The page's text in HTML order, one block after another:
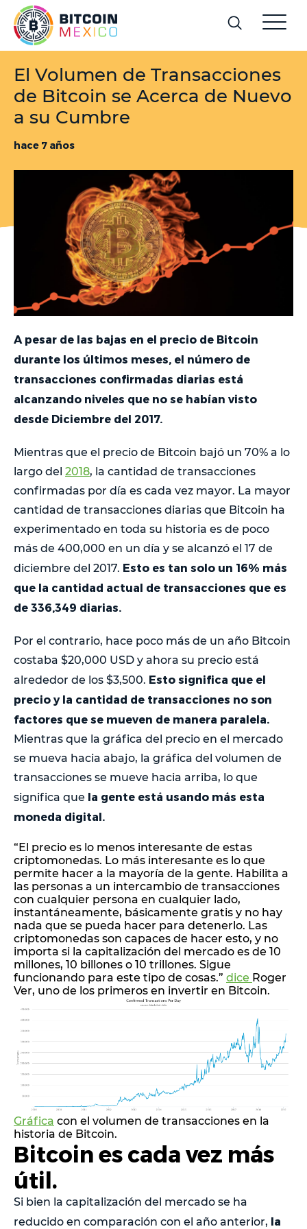
El Volumen de Transacciones
de Bitcoin se Acerca de Nuevo
a su Cumbre
hace 7 años
A pesar de las bajas en el precio de Bitcoin
durante los últimos meses, el número de
transacciones confirmadas diarias está
alcanzando niveles que no se habían visto
desde Diciembre del 2017.
Mientras que el precio de Bitcoin bajó un 70% a lo
largo del 2018, la cantidad de transacciones
confirmadas por día es cada vez mayor. La mayor
cantidad de transacciones diarias que Bitcoin ha
experimentado en toda su historia es de poco
más de 400,000 en un día y se alcanzó el 17 de
diciembre del 2017. Esto es tan solo un 16% más
que la cantidad actual de transacciones que es
de 336,349 diarias.
Por el contrario, hace poco más de un año Bitcoin
costaba $20,000 USD y ahora su precio está
alrededor de los $3,500. Esto significa que el
precio y la cantidad de transacciones no son
factores que se mueven de manera paralela.
Mientras que la gráfica del precio en el mercado
se mueva hacia abajo, la gráfica del volumen de
transacciones se mueve hacia arriba, lo que
significa que la gente está usando más esta
moneda digital.
“El precio es lo menos interesante de estas
criptomonedas. Lo más interesante es lo que
permite hacer a la mayoría de la gente. Habilita a
las personas a un intercambio de transacciones
con cualquier persona en cualquier lado,
instantáneamente, básicamente gratis y no hay
nada que se pueda hacer para detenerlo. Las
criptomonedas son capaces de hacer esto, y no
importa si la capitalización del mercado es de 10
millones, 10 billones o 10 trillones. Sigue
funcionando para este tipo de cosas.” dice Roger
Ver, uno de los primeros en invertir en Bitcoin.
Gráfica con el volumen de transacciones en la
historia de Bitcoin.
Bitcoin es cada vez más
útil.
Si bien la capitalización del mercado se ha
reducido en comparación con el año anterior, la